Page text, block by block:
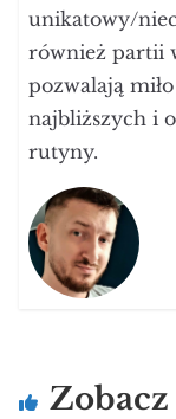
unikatowy/
również partii
pozwalają
najbliższych i
rutyny.